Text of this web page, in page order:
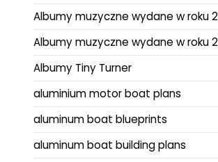
Albumy muzyczne wydane w roku
Albumy muzyczne wydane w roku
Albumy Tiny Turner
aluminium motor boat plans
aluminum boat blueprints
aluminum boat building plans